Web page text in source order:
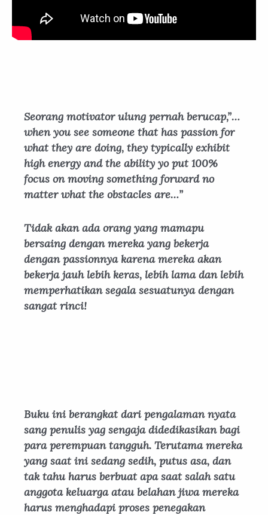
Seorang motivator ulung pernah berucap,”…
when you see someone that has passion for
what they are doing, they typically exhibit
high energy and the ability yo put 100%
focus on moving something forward no
matter what the obstacles are…”
Tidak akan ada orang yang mamapu
bersaing dengan mereka yang bekerja
dengan passionnya karena mereka akan
bekerja jauh lebih keras, lebih lama dan lebih
memperhatikan segala sesuatunya dengan
sangat rinci!
Buku ini berangkat dari pengalaman nyata
sang penulis yag sengaja didedikasikan bagi
para perempuan tangguh. Terutama mereka
yang saat ini sedang sedih, putus asa, dan
tak tahu harus berbuat apa saat salah satu
anggota keluarga atau belahan jiwa mereka
harus menghadapi proses penegakan